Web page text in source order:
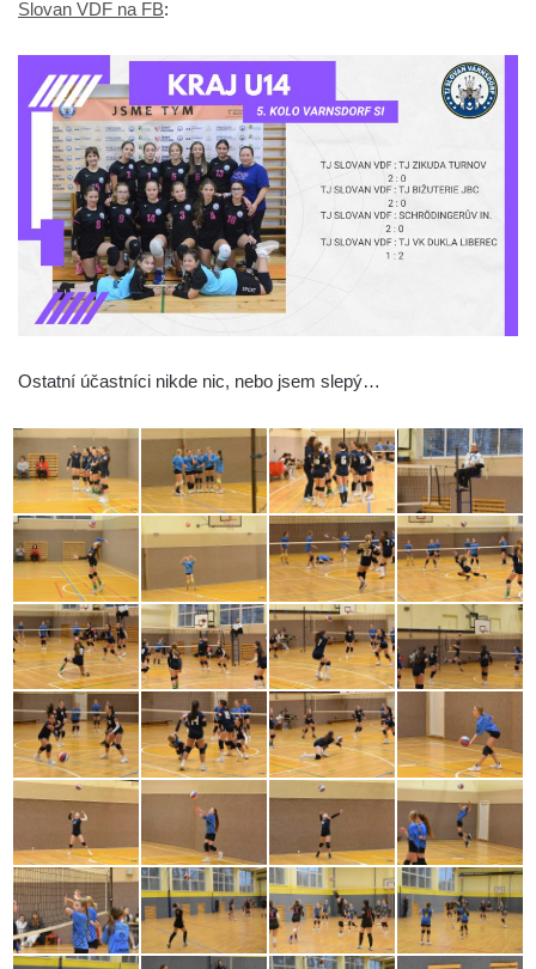
Slovan VDF na FB:
Ostatní účastníci nikde nic, nebo jsem slepý…